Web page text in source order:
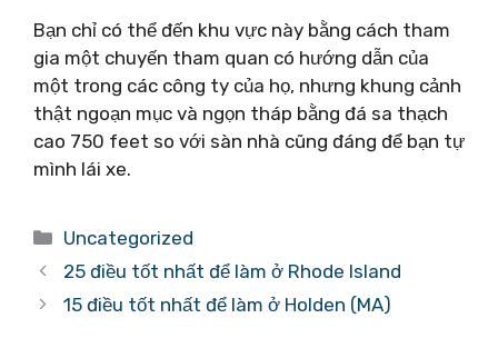
Bạn chỉ có thể đến khu vực này bằng cách tham
gia một chuyến tham quan có hướng dẫn của
một trong các công ty của họ, nhưng khung cảnh
thật ngoạn mục và ngọn tháp bằng đá sa thạch
cao 750 feet so với sàn nhà cũng đáng để bạn tự
mình lái xe.
Danh
mục
Uncategorized
25 điều tốt nhất để làm ở Rhode Island
15 điều tốt nhất để làm ở Holden (MA)